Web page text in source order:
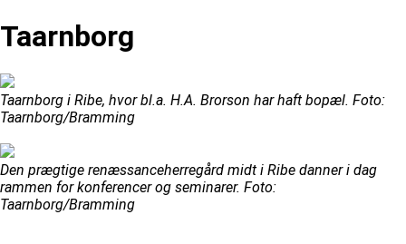
Taarnborg
Taarnborg i Ribe, hvor bl.a. H.A. Brorson har haft bopæl. Foto:
Taarnborg/Bramming
Den prægtige renæssanceherregård midt i Ribe danner i dag
rammen for konferencer og seminarer. Foto:
Taarnborg/Bramming